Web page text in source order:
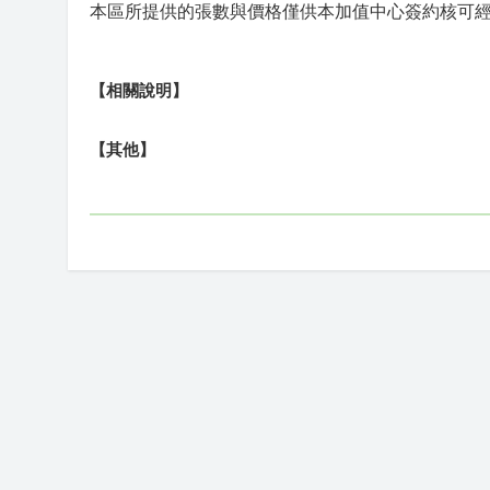
本區所提供的張數與價格僅供本加值中心簽約核可
【相關說明】
【其他】